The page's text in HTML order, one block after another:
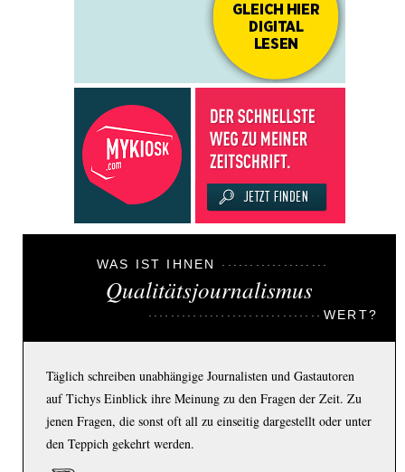
WAS IST IHNEN
Qualitätsjournalismus
WERT?
Täglich schreiben unabhängige Journalisten und Gastautoren
auf Tichys Einblick ihre Meinung zu den Fragen der Zeit. Zu
jenen Fragen, die sonst oft all zu einseitig dargestellt oder unter
den Teppich gekehrt werden.